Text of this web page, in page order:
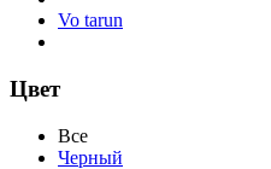
Vo tarun
Цвет
Все
Черный